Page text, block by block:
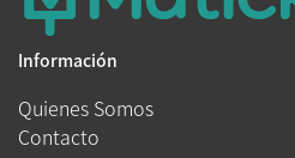
Información
Quienes Somos
Contacto